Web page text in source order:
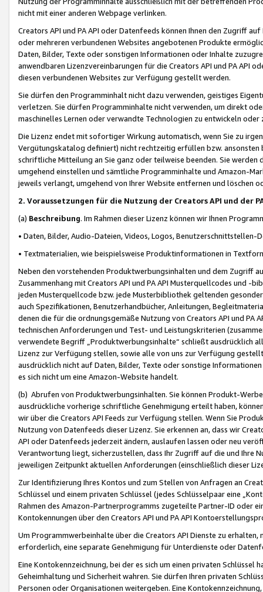
nicht mit einer anderen Webpage verlinken.
Creators API und PA API oder Datenfeeds können Ihnen den Zugriff
oder mehreren verbundenen Websites angebotenen Produkte
Daten, Bilder, Texte oder sonstigen Informationen oder Inhalte
anwendbaren Lizenzvereinbarungen für die Creators API und PA API
diesen verbundenen Websites zur Verfügung gestellt werden.
Sie dürfen den Programminhalt nicht dazu verwenden, geistiges
verletzen. Sie dürfen Programminhalte nicht verwenden, um direkt
maschinelles Lernen oder verwandte Technologien zu entwickeln
Die Lizenz endet mit sofortiger Wirkung automatisch, wenn Sie zu
Vergütungskatalog definiert) nicht rechtzeitig erfüllen bzw. ansonsten
schriftliche Mitteilung an Sie ganz oder teilweise beenden. Sie werden
umgehend einstellen und sämtliche Programminhalte und Amazon-
jeweils verlangt, umgehend von Ihrer Website entfernen und löschen
2. Voraussetzungen für die Nutzung der Creators API und der
(a) Beschreibung. Im Rahmen dieser Lizenz können wir Ihnen
• Daten, Bilder, Audio-Dateien, Videos, Logos, Benutzerschnittstellen-
• Textmaterialien, wie beispielsweise Produktinformationen in
Neben den vorstehenden Produktwerbungsinhalten und dem Zugriff
Zusammenhang mit Creators API und PA API Musterquellcodes und
jeden Musterquellcode bzw. jede Musterbibliothek geltenden
auch Spezifikationen, Benutzerhandbücher, Anleitungen,
denen die für die ordnungsgemäße Nutzung von Creators API und PA
technischen Anforderungen und Test- und Leistungskriterien
verwendete Begriff „Produktwerbungsinhalte“ schließt ausdrücklich
Lizenz zur Verfügung stellen, sowie alle von uns zur Verfügung
ausdrücklich nicht auf Daten, Bilder, Texte oder sonstige
es sich nicht um eine Amazon-Website handelt.
(b) Abrufen von Produktwerbungsinhalten. Sie können Produkt-
ausdrückliche vorherige schriftliche Genehmigung erteilt haben,
wir über die Creators API Feeds zur Verfügung stellen. Wenn Sie
Nutzung von Datenfeeds dieser Lizenz. Sie erkennen an, dass wir
API oder Datenfeeds jederzeit ändern, auslaufen lassen oder neu
Verantwortung liegt, sicherzustellen, dass Ihr Zugriff auf die und Ihre
jeweiligen Zeitpunkt aktuellen Anforderungen (einschließlich dieser
Zur Identifizierung Ihres Kontos und zum Stellen von Anfragen an
Schlüssel und einem privaten Schlüssel (jedes Schlüsselpaar eine
Rahmen des Amazon-Partnerprogramms zugeteilte Partner-ID oder
Kontokennungen über den Creators API und PA API
Um Programmwerbeinhalte über die Creators API Dienste zu
erforderlich, eine separate Genehmigung für Unterdienste oder
Eine Kontokennzeichnung, bei der es sich um einen privaten
Geheimhaltung und Sicherheit wahren. Sie dürfen Ihren privaten
Personen oder Organisationen weitergeben. Eine